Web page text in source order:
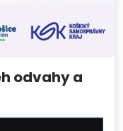
odvahy a